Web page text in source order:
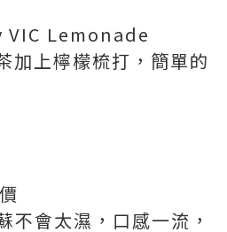
Lemonade
上檸檬梳打，簡單的
不會太濕，口感一流，